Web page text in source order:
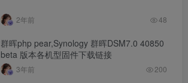
2年前 48
群晖php pear,Synology 群晖DSM7.0 40850
beta 版本各机型固件下载链接
3年前 200